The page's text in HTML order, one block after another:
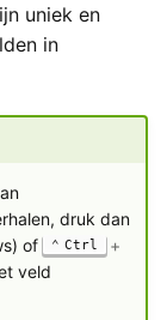
uniek en
in
druk dan
of Ctrl +
veld